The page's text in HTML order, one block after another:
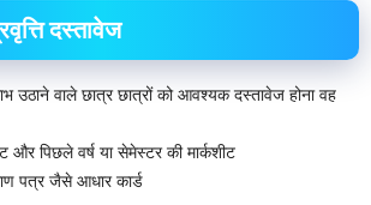
दस्तावेज
उठाने वाले छात्र छात्रों को आवश्यक दस्तावेज होना वह
और पिछले वर्ष या सेमेस्टर की मार्कशीट
पत्र जैसे आधार कार्ड